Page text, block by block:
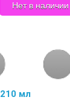
Нет в наличии
мл